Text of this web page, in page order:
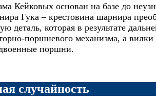
Кейковых основан на базе до
Гука – крестовина шарнира
деталь, которая в результате
поршневого механизма, а вилки
поршни.
случайность